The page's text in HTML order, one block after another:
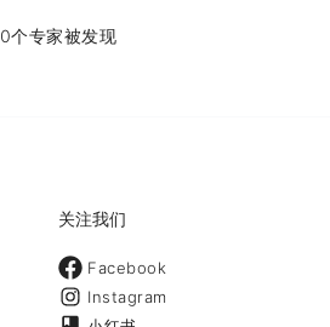
0个专家被发现
关注我们
Facebook
Instagram